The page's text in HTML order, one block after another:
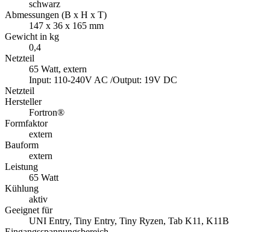
extern
Leistung
65 Watt
Kühlung
aktiv
Geeignet für
UNI Entry, Tiny Entry, Tiny Ryzen, Tab K11, K11B
Eingangsspannungsbereich
110 - 240V AC V
Polarisation
AC
Stromaufnahme
1,5 A
Efficiency Level
VI
Ausgangsspannung
19 V
Ausgangsspannung Ampere
3,42 A
Hohlstecker Außendurchmesser
5,5 mm